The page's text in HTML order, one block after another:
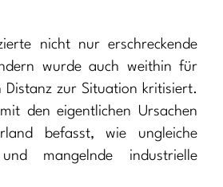
nicht nur erschreckende
wurde auch weithin für
Distanz zur Situation kritisiert.
den eigentlichen Ursachen
befasst, wie ungleiche
mangelnde industrielle